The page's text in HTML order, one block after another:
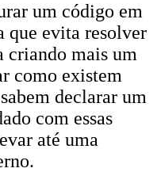
um código em
que evita resolver
criando mais um
como existem
declarar um
com essas
até uma